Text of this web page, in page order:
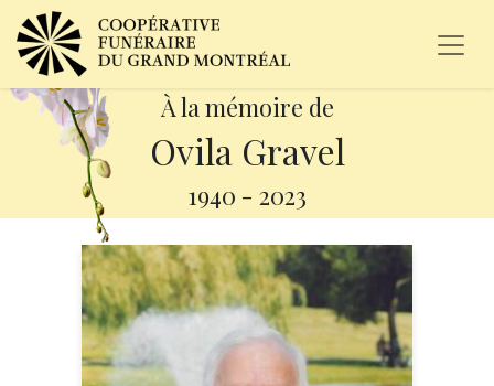
À la mémoire de
Ovila Gravel
1940 - 2023